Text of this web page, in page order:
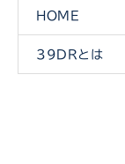
HOME
39DRとは